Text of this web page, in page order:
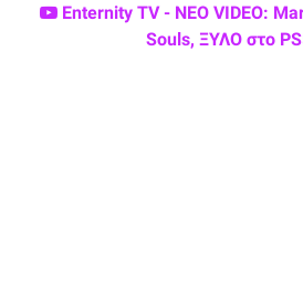
Enternity TV - ΝΕΟ VIDEO:
Souls, ΞΥΛΟ στο